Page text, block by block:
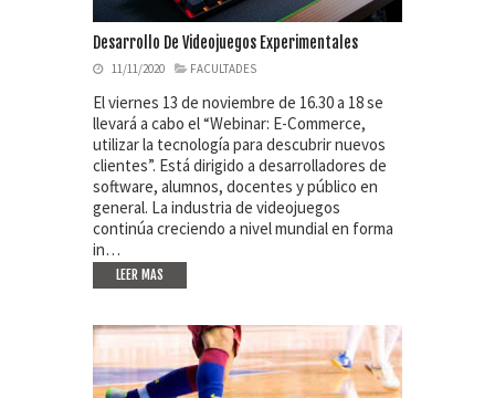
Desarrollo De Videojuegos Experimentales
11/11/2020 FACULTADES
El viernes 13 de noviembre de 16.30 a 18 se
llevará a cabo el “Webinar: E-Commerce,
utilizar la tecnología para descubrir nuevos
clientes”. Está dirigido a desarrolladores de
software, alumnos, docentes y público en
general. La industria de videojuegos
continúa creciendo a nivel mundial en forma
in…
LEER MAS